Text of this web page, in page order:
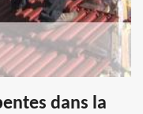
dans la